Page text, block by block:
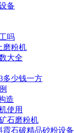
备
吗
磨粉机
大全
多少钱一方
造
使用
石磨粉机
霞石破精品砂粉设备